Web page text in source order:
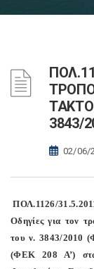
3843/
02/06/
ΠΟΛ.1126/
Οδηγίες για τον
του ν. 3843/2010
(ΦΕΚ 208 Α’) στα